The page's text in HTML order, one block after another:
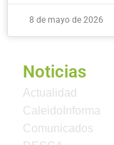
8 de mayo de 2026
Noticias
Actualidad
CaleidoInforma
Comunicados